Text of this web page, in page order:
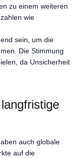
zu einem weiteren
wie
sein, um die
Die Stimmung
da Unsicherheit
auch globale
auf die